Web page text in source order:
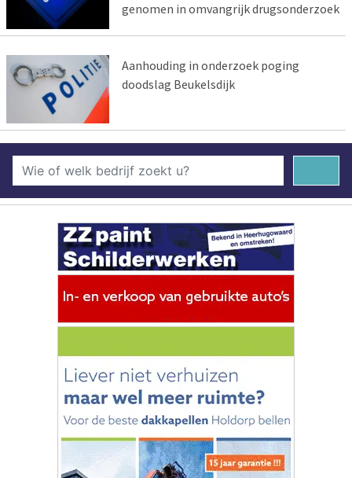
genomen in omvangrijk drugsonderzoek
Aanhouding in onderzoek poging
doodslag Beukelsdijk